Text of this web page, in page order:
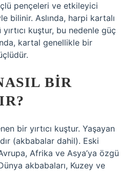
pençeleri ve etkileyici
bilinir. Aslında, harpi kartalı
kuştur, bu nedenle güç
kartal genellikle bir
BIR
bir yırtıcı kuştur. Yaşayan
(akbabalar dahil). Eski
Afrika ve Asya’ya özgü
akbabaları, Kuzey ve